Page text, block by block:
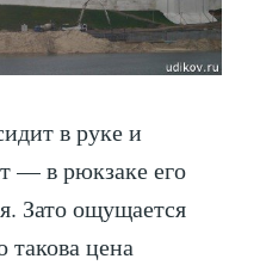
в руке и
— в рюкзаке его
Зато ощущается
такова цена